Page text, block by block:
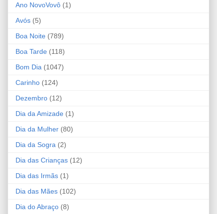
Ano NovoVovô (1)
Avós (5)
Boa Noite (789)
Boa Tarde (118)
Bom Dia (1047)
Carinho (124)
Dezembro (12)
Dia da Amizade (1)
Dia da Mulher (80)
Dia da Sogra (2)
Dia das Crianças (12)
Dia das Irmãs (1)
Dia das Mães (102)
Dia do Abraço (8)